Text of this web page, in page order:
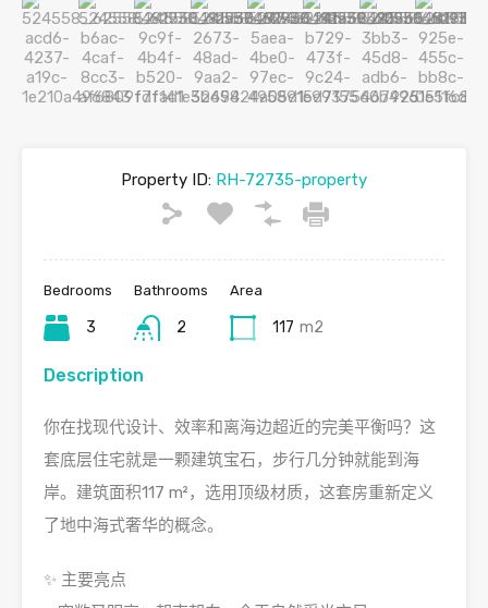
Property ID: RH-72735-property
Bedrooms
3
Bathrooms
2
Area
117 m2
Description
你在找现代设计、效率和离海边超近的完美平衡吗？这
套底层住宅就是一颗建筑宝石，步行几分钟就能到海
岸。建筑面积117 m²，选用顶级材质，这套房重新定义
了地中海式奢华的概念。
✨ 主要亮点